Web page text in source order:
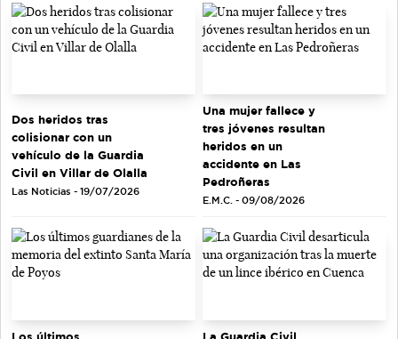
Dos heridos tras
colisionar con un
vehículo de la Guardia
Civil en Villar de Olalla
Las Noticias - 19/07/2026
Una mujer fallece y
tres jóvenes resultan
heridos en un
accidente en Las
Pedroñeras
E.M.C. - 09/08/2026
Los últimos
La Guardia Civil